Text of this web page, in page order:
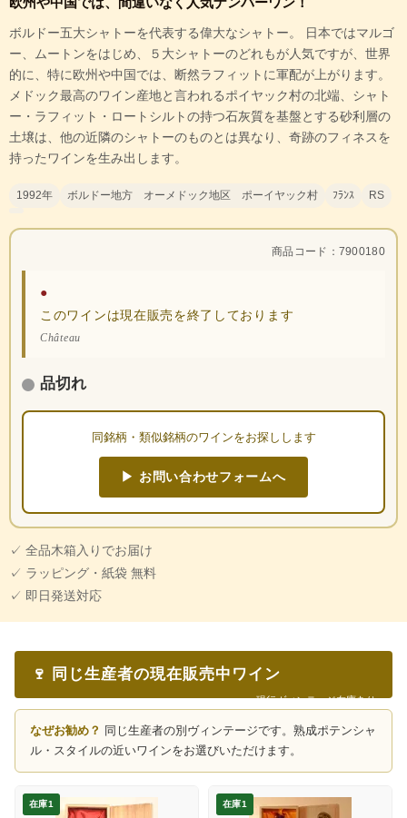
ボルドー五大シャトーを代表する偉大なシャトー。 日本ではマルゴ
ー、ムートンをはじめ、５大シャトーのどれもが人気ですが、世界
的に、特に欧州や中国では、断然ラフィットに軍配が上がります。
メドック最高のワイン産地と言われるポイヤック村の北端、シャト
ー・ラフィット・ロートシルトの持つ石灰質を基盤とする砂利層の
土壌は、他の近隣のシャトーのものとは異なり、奇跡のフィネスを
持ったワインを生み出します。
1992年 ボルドー地方 オーメドック地区 ポーイヤック村 ﾌﾗﾝｽ RS
商品コード：7900180
●
このワインは現在販売を終了しております
Château
品切れ
同銘柄・類似銘柄のワインをお探しします
▶ お問い合わせフォームへ
✓ 全品木箱入りでお届け
✓ ラッピング・紙袋 無料
✓ 即日発送対応
🍷 同じ生産者の現在販売中ワイン
現行ヴィンテージ在庫あり
なぜお勧め？ 同じ生産者の別ヴィンテージです。熟成ポテンシャ
ル・スタイルの近いワインをお選びいただけます。
在庫1 在庫1